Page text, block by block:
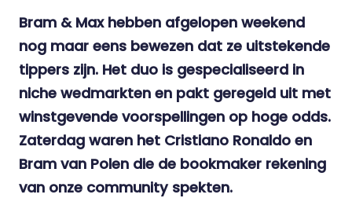
Bram & Max hebben afgelopen weekend
nog maar eens bewezen dat ze uitstekende
tippers zijn. Het duo is gespecialiseerd in
niche wedmarkten en pakt geregeld uit met
winstgevende voorspellingen op hoge odds.
Zaterdag waren het Cristiano Ronaldo en
Bram van Polen die de bookmaker rekening
van onze community spekten.